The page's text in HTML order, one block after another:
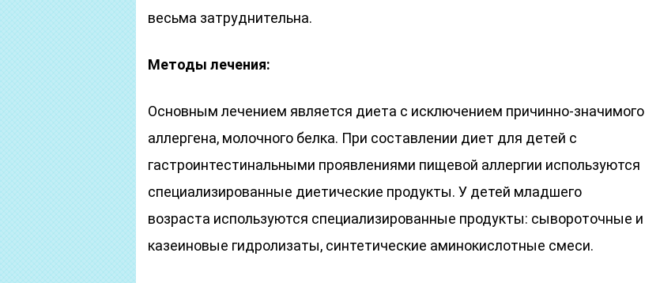
весьма затруднительна.
Методы лечения:
Основным лечением является диета с исключением причинно-значимого
аллергена, молочного белка. При составлении диет для детей с
гастроинтестинальными проявлениями пищевой аллергии используются
специализированные диетические продукты. У детей младшего
возраста используются специализированные продукты: сывороточные и
казеиновые гидролизаты, синтетические аминокислотные смеси.